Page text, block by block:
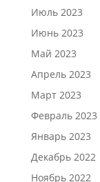
Июль 2023
Июнь 2023
Май 2023
Апрель 2023
Март 2023
Февраль 2023
Январь 2023
Декабрь 2022
Ноябрь 2022